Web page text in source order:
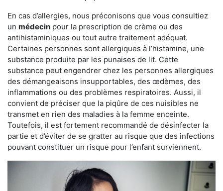
En cas d’allergies, nous préconisons que vous consultiez
un médecin pour la prescription de crème ou des
antihistaminiques ou tout autre traitement adéquat.
Certaines personnes sont allergiques à l’histamine, une
substance produite par les punaises de lit. Cette
substance peut engendrer chez les personnes allergiques
des démangeaisons insupportables, des œdèmes, des
inflammations ou des problèmes respiratoires. Aussi, il
convient de préciser que la piqûre de ces nuisibles ne
transmet en rien des maladies à la femme enceinte.
Toutefois, il est fortement recommandé de désinfecter la
partie et d’éviter de se gratter au risque que des infections
pouvant constituer un risque pour l’enfant surviennent.